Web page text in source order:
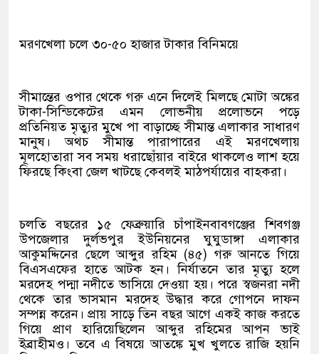
মরণখেলা চলে ৩০-৫০ হাজার টাকার বিনিময়ে
সীমান্তের ওপার থেকে গরু এনে দিলেই মিলছে মোটা অঙ্কের
টাকা-সিন্ডিকেটের এমন লোভনীয় প্রলোভনে পড়ে
প্রতিনিয়ত মৃত্যুর মুখে পা বাড়াচ্ছে সীমান্ত এলাকার সাধারণ
মানুষ। অথচ সীমান্ত পারাপারের এই মরণখেলায়
মূলহোতারা সব সময় ধরাছোঁয়ার বাইরে থাকলেও লাশ হয়ে
ফিরছে কিংবা জেল খাটছে কেবলই মাঠপর্যায়ের বাহকরা।
চলতি বছরের ১৫ ফেব্রুয়ারি চাঁপাইনবাবগঞ্জের শিবগঞ্জ
উপজেলার দুর্লভপুর ইউনিয়নের ঘুঘুডাঙ্গা এলাকার
আকুমদ্দিনের ছেলে আব্দুর রহিম (৪৫) গরু আনতে গিয়ে
বিএসএফের হাতে আটক হন। নির্যাতনে তার মৃত্যু হলে
মরদেহ পদ্মা নদীতে ভাসিয়ে দেওয়া হয়। পরে স্বজনরা নদী
থেকে তার ভাসমান মরদেহ উদ্ধার করে গোপনে দাফন
সম্পন্ন করেন। প্রায় সাড়ে তিন বছর আগে একই কাজ করতে
গিয়ে প্রাণ হারিয়েছিলেন আব্দুর রহিমের আপন ভাই
ইব্রাহীমও। তবে এ বিষয়ে আতঙ্কে মুখ খুলতে রাজি হয়নি